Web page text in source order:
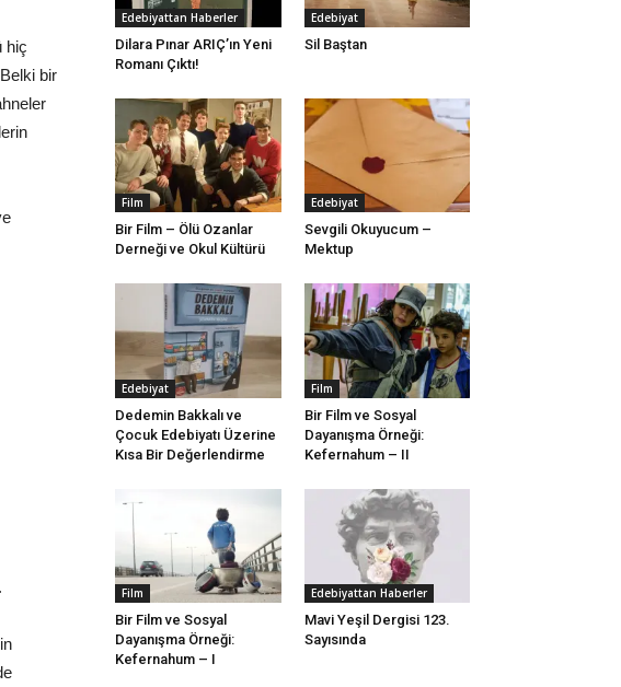
hiç
bir
Edebiyattan Haberler
Dilara Pınar ARIÇ’ın Yeni
Romanı Çıktı!
Edebiyat
Sil Baştan
Film
Bir Film – Ölü Ozanlar
Derneği ve Okul Kültürü
Edebiyat
Sevgili Okuyucum –
Mektup
Edebiyat
Dedemin Bakkalı ve
Çocuk Edebiyatı Üzerine
Kısa Bir Değerlendirme
Film
Bir Film ve Sosyal
Dayanışma Örneği:
Kefernahum – II
Film
Bir Film ve Sosyal
Dayanışma Örneği:
Kefernahum – I
Edebiyattan Haberler
Mavi Yeşil Dergisi 123.
Sayısında